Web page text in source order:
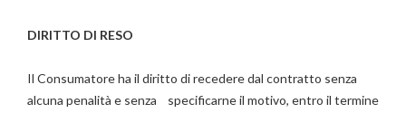
DIRITTO DI RESO
Il Consumatore ha il diritto di recedere dal contratto senza
alcuna penalità e senza specificarne il motivo, entro il termine